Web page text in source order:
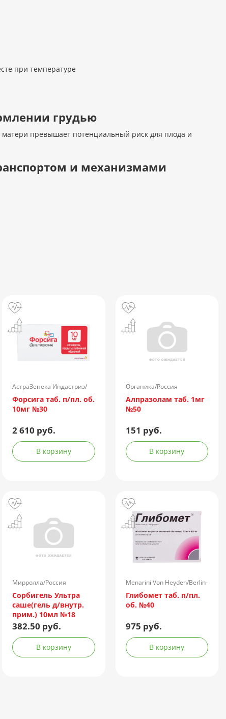
при температуре
грудью
превышает потенциальный риск для плода и
и механизмами
АстраЗенека Индастриз/
Россия
Форсига таб. п/пл. об.
10мг №30
2 610 руб.
В корзину
Органика/Россия
Алпразолам таб. 1мг
№50
151 руб.
В корзину
Мирролла/Россия
Сорбигель Ультра
саше(гель д/внутр.
прим.) 10мл №18
382.50 руб.
В корзину
Menarini Von Heyden/Berlin-
Chemie/Германия
Глибомет таб. п/пл.
об. №40
975 руб.
В корзину